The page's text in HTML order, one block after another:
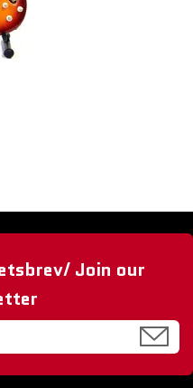
Join our